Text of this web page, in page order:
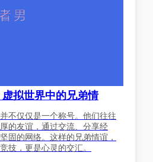
拟世界中的兄弟情
不仅仅是一个称号。他们往往
的友谊，通过交流、分享经
固的网络。这样的兄弟情谊，
技，更是心灵的交汇。